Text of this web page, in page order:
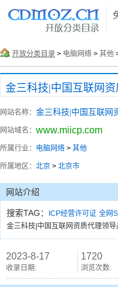
开放分类目录 > 电脑网络 > 其他
网站名称： 金三科技|中国互联网
网站域名： www.miicp.com
所属行业： 电脑网络 > 其他
所属地区： 北京 > 北京市
网站介绍
搜索TAG： ICP经营许可证 全网
金三科技|中国互联网资质代理领导
2023-8-17
收录日期:
1720
浏览次数: